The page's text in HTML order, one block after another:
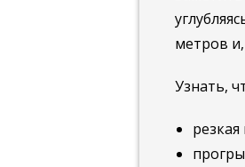
метров
Узнать,